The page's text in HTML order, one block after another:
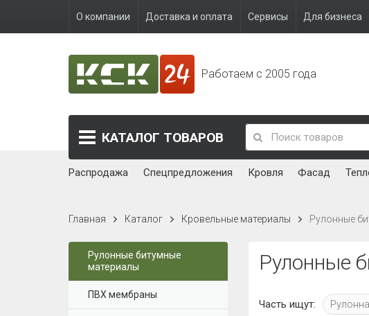
О компании Доставка и оплата Сервисы Для бизнеса
Работаем с 2005 года
КАТАЛОГ ТОВАРОВ
Распродажа Спецпредложения Кровля Фасад
Главная Каталог Кровельные материалы Рулонные
Рулонные
Часть ищут:
Рулонные битумные
материалы
ПВХ мембраны